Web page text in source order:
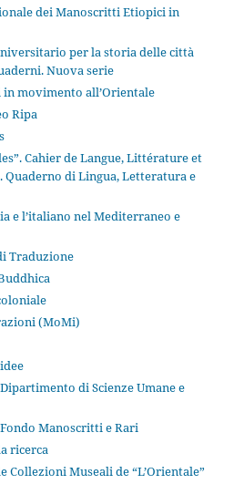
dei Manoscritti Etiopici in
per la storia delle città
Nuova serie
in movimento all’Orientale
Ripa
Cahier de Langue, Littérature et
Quaderno di Lingua, Letteratura e
e l’italiano nel Mediterraneo e
Traduzione
(MoMi)
di Scienze Umane e
Manoscritti e Rari
ricerca
Collezioni Museali de “L’Orientale”